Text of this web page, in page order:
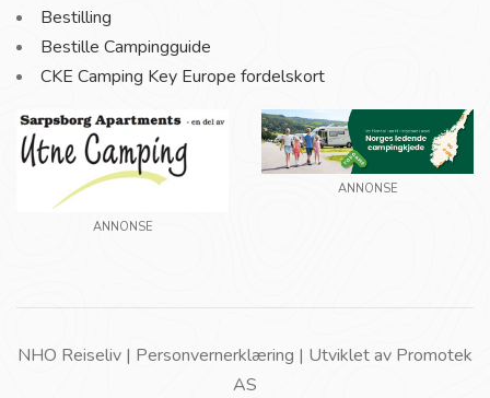
Bestilling
Bestille Campingguide
CKE Camping Key Europe fordelskort
ANNONSE
ANNONSE
NHO Reiseliv | Personvernerklæring | Utviklet av Promotek
AS